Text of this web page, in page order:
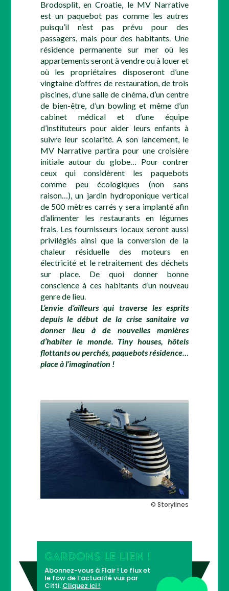
Brodosplit, en Croatie, le MV Narrative
est un paquebot pas comme les autres
puisqu’il n’est pas prévu pour des
passagers, mais pour des habitants. Une
résidence permanente sur mer où les
appartements seront à vendre ou à louer et
où les propriétaires disposeront d’une
vingtaine d’offres de restauration, de trois
piscines, d’une salle de cinéma, d’un centre
de bien-être, d’un bowling et même d’un
cabinet médical et d’une équipe
d’instituteurs pour aider leurs enfants à
suivre leur scolarité. A son lancement, le
MV Narrative partira pour une croisière
initiale autour du globe… Pour contrer
ceux qui considèrent les paquebots
comme peu écologiques (non sans
raison…), un jardin hydroponique vertical
de 500 mètres carrés y sera implanté afin
d’alimenter les restaurants en légumes
frais. Les fournisseurs locaux seront aussi
privilégiés ainsi que la conversion de la
chaleur résiduelle des moteurs en
électricité et le retraitement des déchets
sur place. De quoi donner bonne
conscience à ces habitants d’un nouveau
genre de lieu.
L’envie d’ailleurs qui traverse les esprits
depuis le début de la crise sanitaire va
donner lieu à de nouvelles manières
d’habiter le monde. Tiny houses, hôtels
flottants ou perchés, paquebots résidence…
place à l’imagination !
© Storylines
GARDONS LE LIEN !
Abonnez-vous à Flair ! Le flux et
le fow de l’actualité vus par
Citti. Cliquez ici !